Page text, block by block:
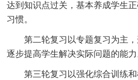
达到知识点过关，基本养成学生
习惯。
第二轮复习以专题复习为主，
逐步提高学生解决实际问题的能力
第三轮复习以强化综合训练